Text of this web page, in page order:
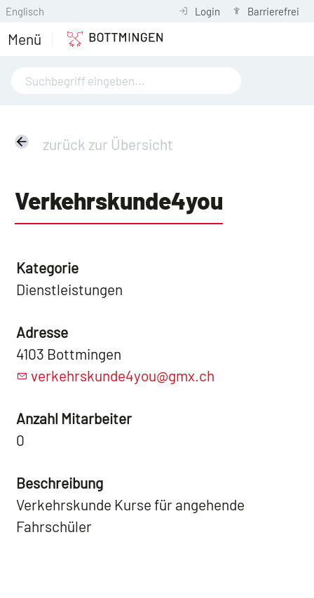
Englisch Login Barrierefrei
Menü
zurück zur Übersicht
Verkehrskunde4you
Kategorie
Dienstleistungen
Adresse
4103 Bottmingen
verkehrskunde4you@gmx.ch
Anzahl Mitarbeiter
0
Beschreibung
Verkehrskunde Kurse für angehende
Fahrschüler